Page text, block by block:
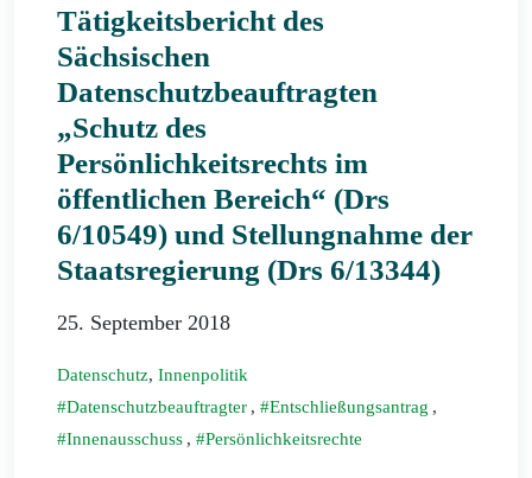
Tätigkeitsbericht des
Sächsischen
Datenschutzbeauftragten
„Schutz des
Persönlichkeitsrechts im
öffentlichen Bereich“ (Drs
6/10549) und Stellungnahme der
Staatsregierung (Drs 6/13344)
25. September 2018
Datenschutz, Innenpolitik
Datenschutzbeauftragter , Entschließungsantrag ,
Innenausschuss , Persönlichkeitsrechte